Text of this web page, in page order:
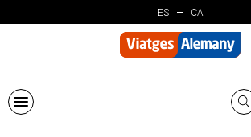
al
ES CA